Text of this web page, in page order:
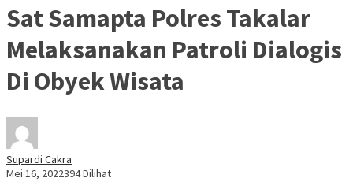
Sat Samapta Polres Takalar
Melaksanakan Patroli Dialogis
Di Obyek Wisata
Supardi Cakra
Mei 16, 2022394 Dilihat